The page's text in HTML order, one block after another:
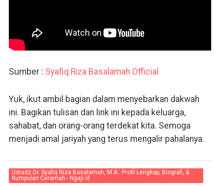
Sumber : Syafiq Riza Basalamah Official
Yuk, ikut ambil bagian dalam menyebarkan dakwah
ini. Bagikan tulisan dan link ini kepada keluarga,
sahabat, dan orang-orang terdekat kita. Semoga
menjadi amal jariyah yang terus mengalir pahalanya.
Ustadz Dr. Syafiq Riza Basalamah, M.A.: Profil Lengkap, Biografi, &
Kumpulan Ceramah - Ngaji.id